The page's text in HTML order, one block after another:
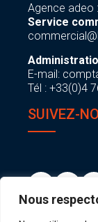
Nous
Agence adeo :
Service
E-mail:
Tél : +33(0)4
SUIVEZ-